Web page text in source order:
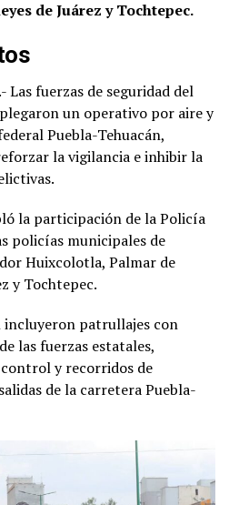
de Juárez y Tochtepec.
Las fuerzas de seguridad del
un operativo por aire y
Puebla-Tehuacán,
la vigilancia e inhibir la
la participación de la Policía
policías municipales de
Huixcolotla, Palmar de
y Tochtepec.
incluyeron patrullajes con
las fuerzas estatales,
y recorridos de
de la carretera Puebla-